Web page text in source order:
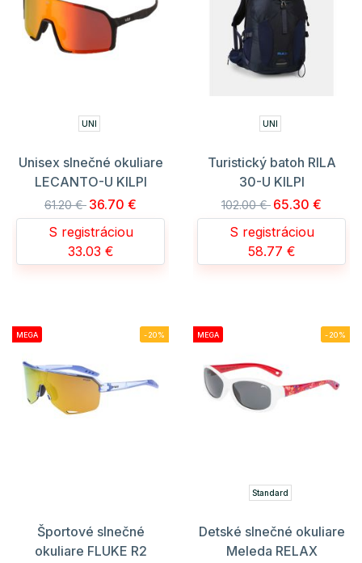
UNI
Unisex slnečné okuliare
LECANTO-U KILPI
61.20 € 36.70 €
S registráciou
33.03 €
UNI
Turistický batoh RILA
30-U KILPI
102.00 € 65.30 €
S registráciou
58.77 €
MEGA -20%
Športové slnečné
okuliare FLUKE R2
MEGA -20%
Standard
Detské slnečné okuliare
Meleda RELAX